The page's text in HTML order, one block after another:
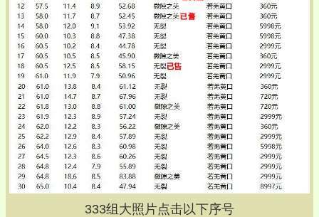
333组大照片点击以下序号